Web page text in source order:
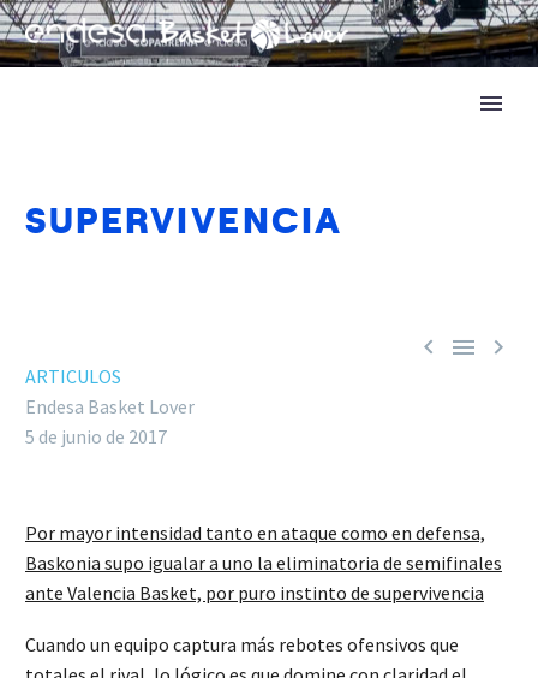
SUPERVIVENCIA
  
ARTICULOS
Endesa Basket Lover
5 de junio de 2017
Por mayor intensidad tanto en ataque como en defensa,
Baskonia supo igualar a uno la eliminatoria de semifinales
ante Valencia Basket, por puro instinto de supervivencia
Cuando un equipo captura más rebotes ofensivos que